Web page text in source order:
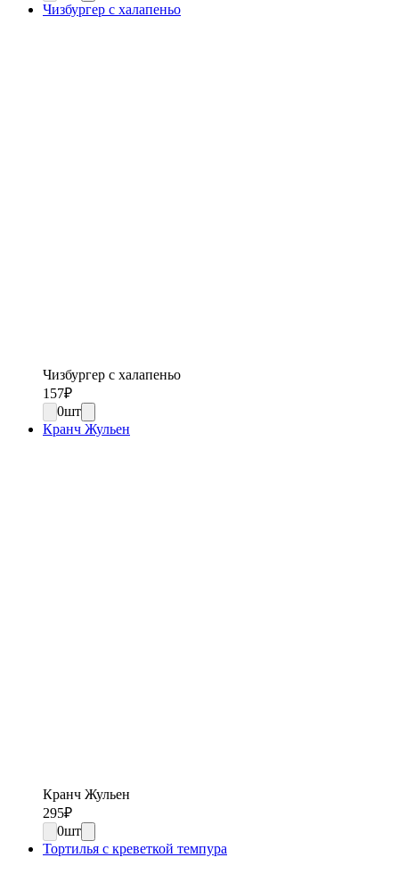
Чизбургер с халапеньо
Чизбургер с халапеньо
157₽
0шт
Кранч Жульен
Кранч Жульен
295₽
0шт
Тортилья с креветкой темпура